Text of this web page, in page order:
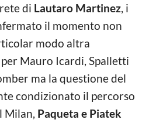
di Lautaro Martinez, i
il momento non
modo altra
Mauro Icardi, Spalletti
ma la questione del
condizionato il percorso
Milan, Paqueta e Piatek